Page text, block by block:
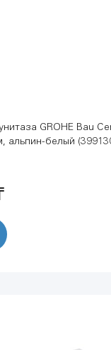
GROHE Bau
альпин-белый